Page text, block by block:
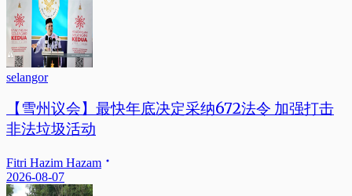
selangor
【雪州议会】最快年底决定采纳672法令 加强打击
非法垃圾活动
Fitri Hazim Hazam
2026-08-07